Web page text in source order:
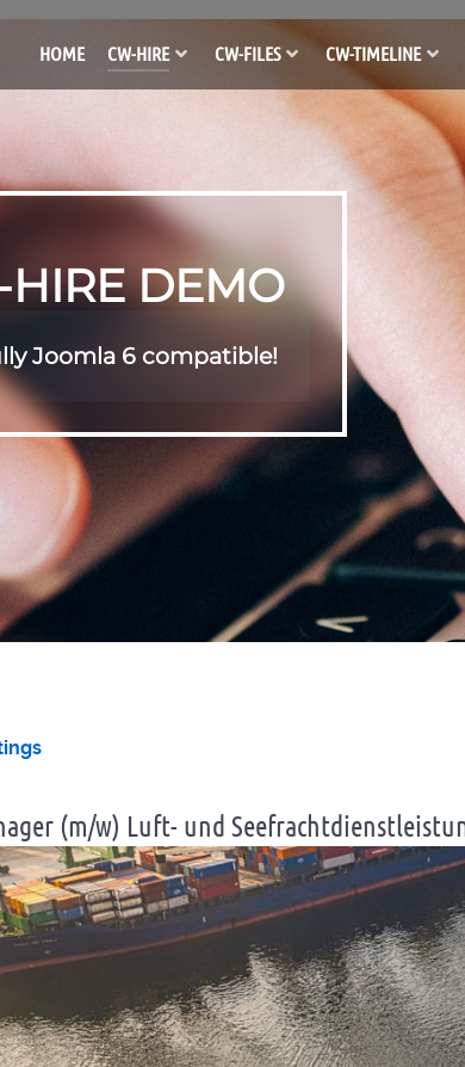
HOME CW-HIRE CW-FILES CW-TIMELINE
DEMO
Joomla 6 compatible!
(m/w) Luft- und